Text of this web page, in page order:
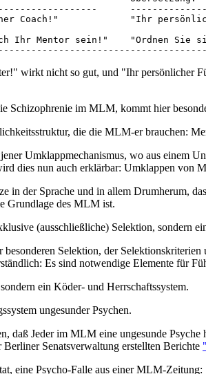
Coach!"             "Ihr
Ihr Mentor sein!"    "Ordnen Sie
wirkt nicht so gut, und "Ihr persönlicher
Schizophrenie im MLM, kommt hier
die die MLM-er brauchen:
Umklappmechanismus, wo aus einem
dies nun auch erklärbar: Umklappen von
in der Sprache und in allem Drumherum,
Grundlage des MLM ist.
(ausschließliche) Selektion, sondern
Selektion, der
Es sind notwendige Elemente für
ein Köder- und Herrschaftssystem.
ungesunder Psychen.
daß Jeder im MLM eine ungesunde Psyche
Senatsverwaltung erstellten Berichte
eine Psycho-Falle aus einer MLM-Zeitung: